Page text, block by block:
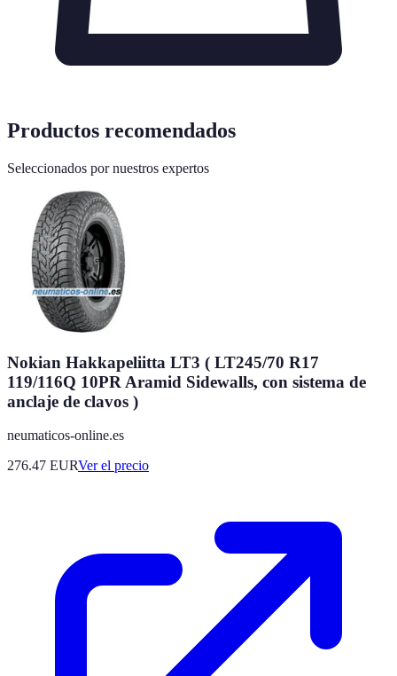
Productos recomendados
Seleccionados por nuestros expertos
Nokian Hakkapeliitta LT3 ( LT245/70 R17
119/116Q 10PR Aramid Sidewalls, con sistema de
anclaje de clavos )
neumaticos-online.es
276.47 EURVer el precio